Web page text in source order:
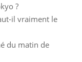
?
il vraiment le
du matin de